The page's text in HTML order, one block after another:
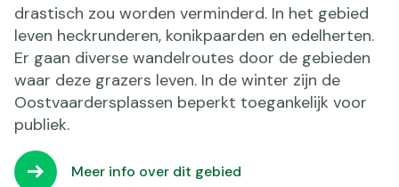
drastisch zou worden verminderd. In het gebied
leven heckrunderen, konikpaarden en edelherten.
Er gaan diverse wandelroutes door de gebieden
waar deze grazers leven. In de winter zijn de
Oostvaardersplassen beperkt toegankelijk voor
publiek.
Meer info over dit gebied